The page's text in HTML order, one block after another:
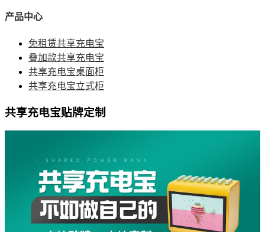
产品中心
免租赁共享充电宝
叠加款共享充电宝
共享充电宝桌面柜
共享充电宝立式柜
共享充电宝贴牌定制